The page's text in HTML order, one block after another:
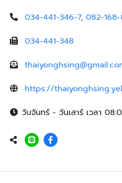
034-441-346-7, 082-168-
034-441-348
https://
วันจันทร์ - วันเสาร์ เวลา